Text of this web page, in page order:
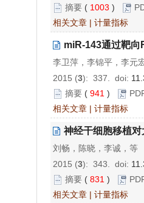
摘要 ( 1003 )
相关文章 | 计量指标
miR-143通过靶
李卫萍，李锦平，李元
2015 (3): 337. doi:
摘要 ( 941 )
相关文章 | 计量指标
神经干细胞移植
刘畅，陈晓，李诚，等
2015 (3): 343. doi:
摘要 ( 831 )
相关文章 | 计量指标